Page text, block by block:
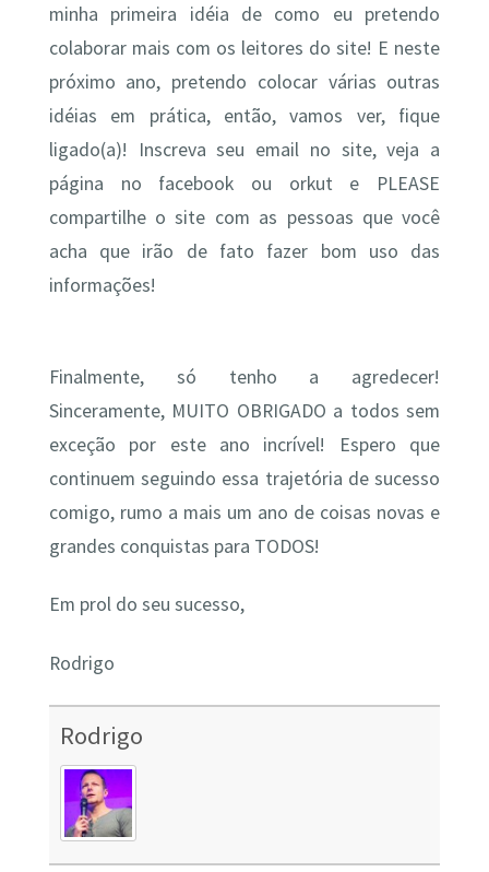
minha primeira idéia de como eu pretendo
colaborar mais com os leitores do site! E neste
próximo ano, pretendo colocar várias outras
idéias em prática, então, vamos ver, fique
ligado(a)! Inscreva seu email no site, veja a
página no facebook ou orkut e PLEASE
compartilhe o site com as pessoas que você
acha que irão de fato fazer bom uso das
informações!
Finalmente, só tenho a agredecer!
Sinceramente, MUITO OBRIGADO a todos sem
exceção por este ano incrível! Espero que
continuem seguindo essa trajetória de sucesso
comigo, rumo a mais um ano de coisas novas e
grandes conquistas para TODOS!
Em prol do seu sucesso,
Rodrigo
Rodrigo